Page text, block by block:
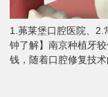
1.茀莱堡口腔医院、2.
钟了解】南京种植牙
钱，随着口腔修复技术